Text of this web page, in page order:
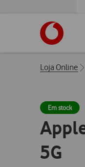
Breadcrumbs
Loja Online
Em stock
5G